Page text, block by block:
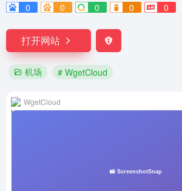
0
0 0 0 0
打开网站
机场 # WgetCloud
WgetCloud